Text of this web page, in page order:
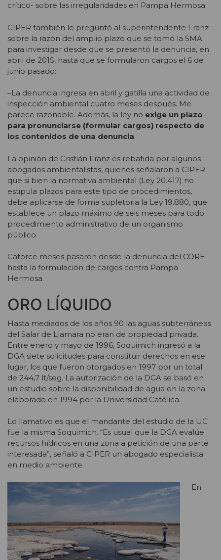
crítico- sobre las irregularidades en Pampa Hermosa.
CIPER también le preguntó al superintendente Franz
sobre la razón del amplio plazo que se tomó la SMA
para investigar desde que se presentó la denuncia, en
abril de 2015, hasta que se formularon cargos el 6 de
junio pasado:
–La denuncia ingresa en abril y gatilla una actividad de
inspección ambiental cuatro meses después. Me
parece razonable. Además, la ley no exige un plazo
para pronunciarse (formular cargos) respecto de
los contenidos de una denuncia.
La opinión de Cristián Franz es rebatida por algunos
abogados ambientalistas, quienes señalaron a CIPER
que si bien la normativa ambiental (Ley 20.417) no
estipula plazos para este tipo de procedimientos,
debe aplicarse de forma supletoria la Ley 19.880, que
establece un plazo máximo de seis meses para todo
procedimiento administrativo de un organismo
público.
Catorce meses pasaron desde la denuncia del CORE
hasta la formulación de cargos contra Pampa
Hermosa.
ORO LÍQUIDO
Hasta mediados de los años 90 las aguas subterráneas
del Salar de Llamara no eran de propiedad privada.
Entre enero y mayo de 1996, Soquimich ingresó a la
DGA siete solicitudes para constituir derechos en ese
lugar, los que fueron otorgados en 1997 por un total
de 244,7 lt/seg. La autorización de la DGA se basó en
un estudio sobre la disponibilidad de agua en la zona
elaborado en 1994 por la Universidad Católica.
Lo llamativo es que el mandante del estudio de la UC
fue la misma Soquimich. “Es usual que la DGA evalúe
recursos hídricos en una zona a petición de una parte
interesada”, señaló a CIPER un abogado especialista
en medio ambiente.
En